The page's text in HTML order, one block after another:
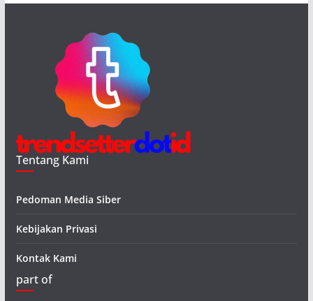
Tentang Kami
Pedoman Media Siber
Kebijakan Privasi
Kontak Kami
part of